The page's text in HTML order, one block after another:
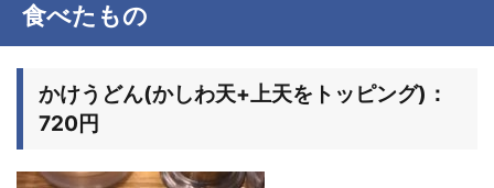
食べたもの
かけうどん(かしわ天+上天をトッピング)：
720円